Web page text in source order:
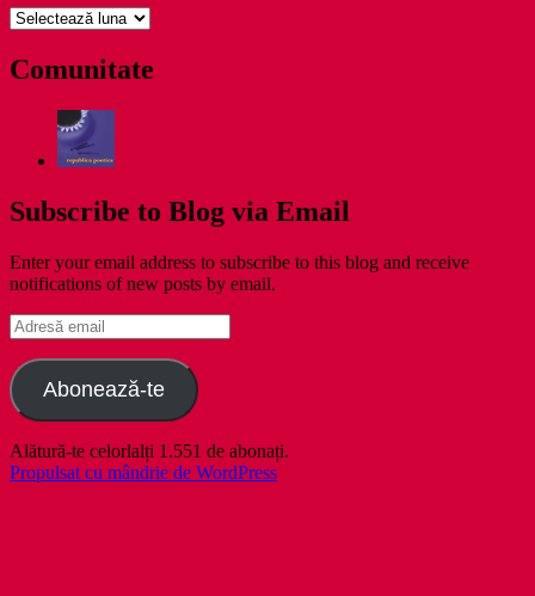
pe
Comunitate
Subscribe to Blog via Email
Enter your email address to subscribe to this blog and receive
notifications of new posts by email.
Adresă
email
Abonează-te
Alătură-te celorlalți 1.551 de abonați.
Propulsat cu mândrie de WordPress